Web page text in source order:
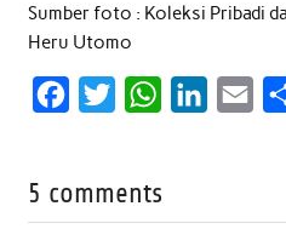
Sumber foto : Koleksi Pribadi
Heru Utomo
e
t
W
t
5 comments